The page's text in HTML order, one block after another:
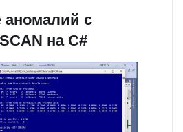
аномалий с
на C#